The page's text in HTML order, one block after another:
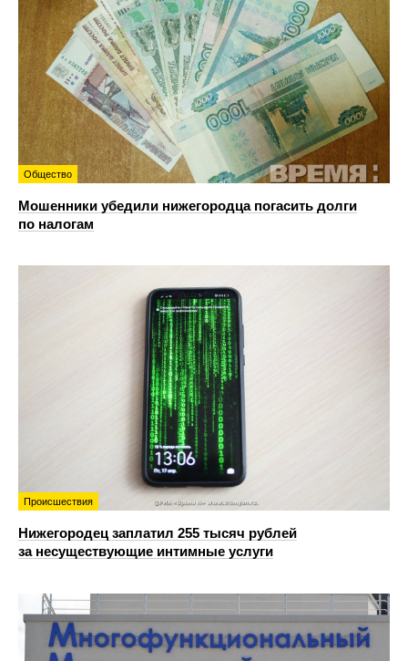
Общество
Мошенники убедили нижегородца погасить долги
по налогам
Происшествия
Нижегородец заплатил 255 тысяч рублей
за несуществующие интимные услуги